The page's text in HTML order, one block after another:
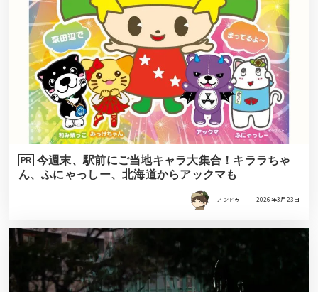
PR
今週末、駅前にご当地キャラ大集合！キララちゃ
ん、ふにゃっしー、北海道からアックマも
アンドゥ 2026年3月23日